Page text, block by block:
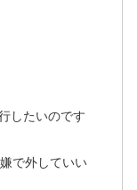
したいのです
で外していい